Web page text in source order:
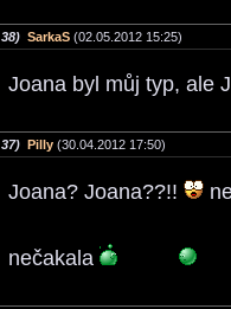
38) SarkaS (02.05.2012 15:25)
Joana byl můj typ, ale
37) Pilly (30.04.2012 17:50)
Joana? Joana??!!
nečakala